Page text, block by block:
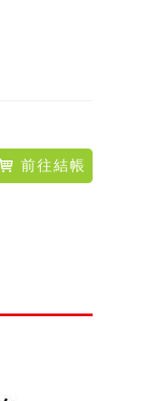
前往結帳